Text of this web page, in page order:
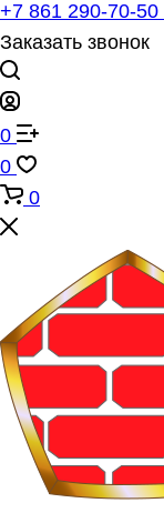
+7 861 290-70-50
Заказать звонок
0
0
0